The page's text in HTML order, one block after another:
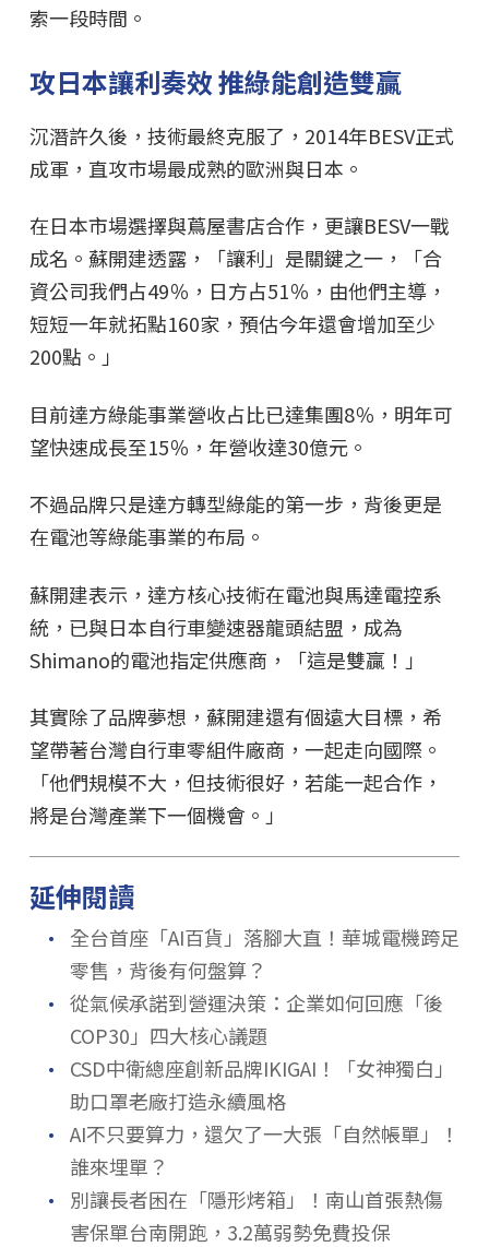
索一段時間。
攻日本讓利奏效 推綠能創造雙贏
沉潛許久後，技術最終克服了，2014年BESV正式
成軍，直攻市場最成熟的歐洲與日本。
在日本市場選擇與蔦屋書店合作，更讓BESV一戰
成名。蘇開建透露，「讓利」是關鍵之一，「合
資公司我們占49％，日方占51％，由他們主導，
短短一年就拓點160家，預估今年還會增加至少
200點。」
目前達方綠能事業營收占比已達集團8％，明年可
望快速成長至15％，年營收達30億元。
不過品牌只是達方轉型綠能的第一步，背後更是
在電池等綠能事業的布局。
蘇開建表示，達方核心技術在電池與馬達電控系
統，已與日本自行車變速器龍頭結盟，成為
Shimano的電池指定供應商，「這是雙贏！」
其實除了品牌夢想，蘇開建還有個遠大目標，希
望帶著台灣自行車零組件廠商，一起走向國際。
「他們規模不大，但技術很好，若能一起合作，
將是台灣產業下一個機會。」
延伸閱讀
．
全台首座「AI百貨」落腳大直！華城電機跨足
零售，背後有何盤算？
． 從氣候承諾到營運決策：企業如何回應「後
COP30」四大核心議題
．
CSD中衛總座創新品牌IKIGAI！「女神獨白」
助口罩老廠打造永續風格
． AI不只要算力，還欠了一大張「自然帳單」！
誰來埋單？
．
別讓長者困在「隱形烤箱」！南山首張熱傷
害保單台南開跑，3.2萬弱勢免費投保